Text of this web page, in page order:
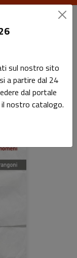
sul nostro sito
a partire dal 24
dal portale
nostro catalogo.